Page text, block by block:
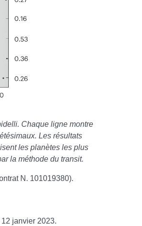
Chaque ligne montre
Les résultats
les planètes les plus
la méthode du transit.
N. 101019380).
janvier 2023.